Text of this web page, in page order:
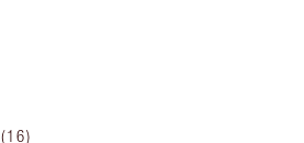
(16)